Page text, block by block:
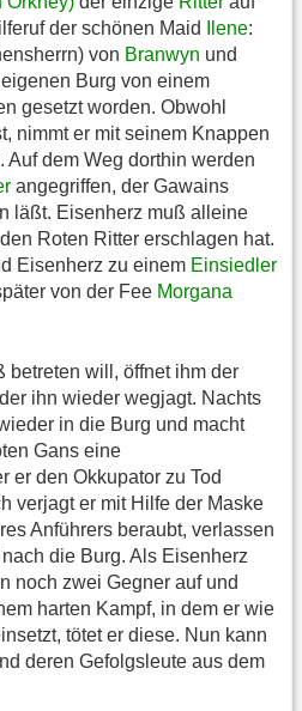
der schönen Maid Ilene:
von Branwyn und
Burg von einem
gesetzt worden. Obwohl
nimmt er mit seinem Knappen
Auf dem Weg dorthin werden
angegriffen, der Gawains
läßt. Eisenherz muß alleine
Roten Ritter erschlagen hat.
Eisenherz zu einem Einsiedler
von der Fee Morgana
will, öffnet ihm der
ihn wieder wegjagt. Nachts
in die Burg und macht
Gans eine
er den Okkupator zu Tod
verjagt er mit Hilfe der Maske
Anführers beraubt, verlassen
die Burg. Als Eisenherz
noch zwei Gegner auf und
harten Kampf, in dem er wie
tötet er diese. Nun kann
deren Gefolgsleute aus dem